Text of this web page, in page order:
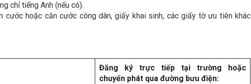
chỉ tiếng Anh (nếu có).
cước hoặc căn cước công dân, giấy khai sinh, các giấy tờ ưu tiên khác
Đăng ký trực tiếp tại trường hoặc
chuyển phát qua đường bưu điện: